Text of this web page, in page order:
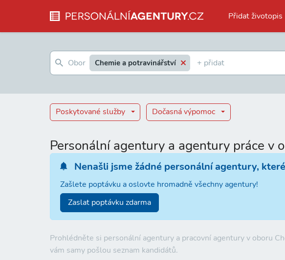
Přidat životopis
Chemie a potravinářství
Poskytované služby Dočasná výpomoc
Personální agentury a agentury práce v
Prohlédněte si personální agentury a pracovní agentury v oboru
vám samy pošlou seznam kandidátů.
Nenašli jsme žádné personální agentury,
Zašlete poptávku a oslovte hromadně všechny agentury!
Zaslat poptávku zdarma